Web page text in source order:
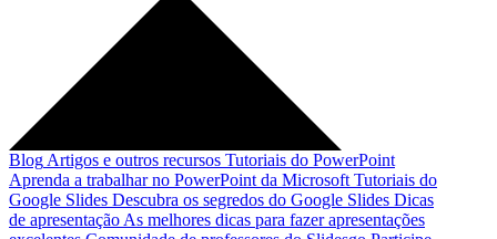
Blog Artigos e outros recursos Tutoriais do PowerPoint
Aprenda a trabalhar no PowerPoint da Microsoft Tutoriais do
Google Slides Descubra os segredos do Google Slides Dicas
de apresentação As melhores dicas para fazer apresentações